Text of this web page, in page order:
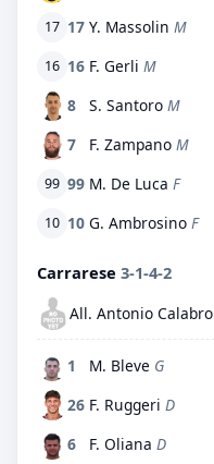
17 17 Y. Massolin M
16 16 F. Gerli M
8
S. Santoro M
7
F. Zampano M
99 99 M. De Luca F
10 10 G. Ambrosino F
Carrarese 3-1-4-2
All. Antonio Calabro
1 M. Bleve G
26 F. Ruggeri D
6
F. Oliana D